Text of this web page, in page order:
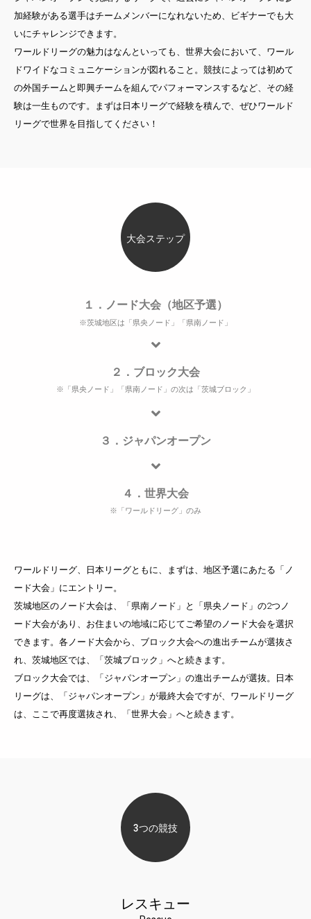
加経験がある選手はチームメンバーになれないため、ビギナーでも大
いにチャレンジできます。
ワールドリーグの魅力はなんといっても、世界大会において、ワール
ドワイドなコミュニケーションが図れること。競技によっては初めて
の外国チームと即興チームを組んでパフォーマンスするなど、その経
験は一生ものです。まずは日本リーグで経験を積んで、ぜひワールド
リーグで世界を目指してください！
大会ステップ
１．ノード大会（地区予選）
※茨城地区は「県央ノード」「県南ノード」
２．ブロック大会
※「県央ノード」「県南ノード」の次は「茨城ブロック」
３．ジャパンオープン
４．世界大会
※「ワールドリーグ」のみ
ワールドリーグ、日本リーグともに、まずは、地区予選にあたる「ノ
ード大会」にエントリー。
茨城地区のノード大会は、「県南ノード」と「県央ノード」の2つノ
ード大会があり、お住まいの地域に応じてご希望のノード大会を選択
できます。各ノード大会から、ブロック大会への進出チームが選抜さ
れ、茨城地区では、「茨城ブロック」へと続きます。
ブロック大会では、「ジャパンオープン」の進出チームが選抜。日本
リーグは、「ジャパンオープン」が最終大会ですが、ワールドリーグ
は、ここで再度選抜され、「世界大会」へと続きます。
3つの競技
レスキュー